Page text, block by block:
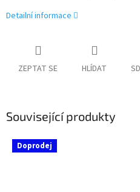
Detailní informace
ZEPTAT SE HLÍDAT
Související produkty
Doprodej